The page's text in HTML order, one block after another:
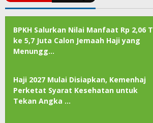
BPKH Salurkan Nilai Manfaat Rp 2,06 T
ke 5,7 Juta Calon Jemaah Haji yang
Menungg…
Haji 2027 Mulai Disiapkan, Kemenhaj
Perketat Syarat Kesehatan untuk
Tekan Angka …